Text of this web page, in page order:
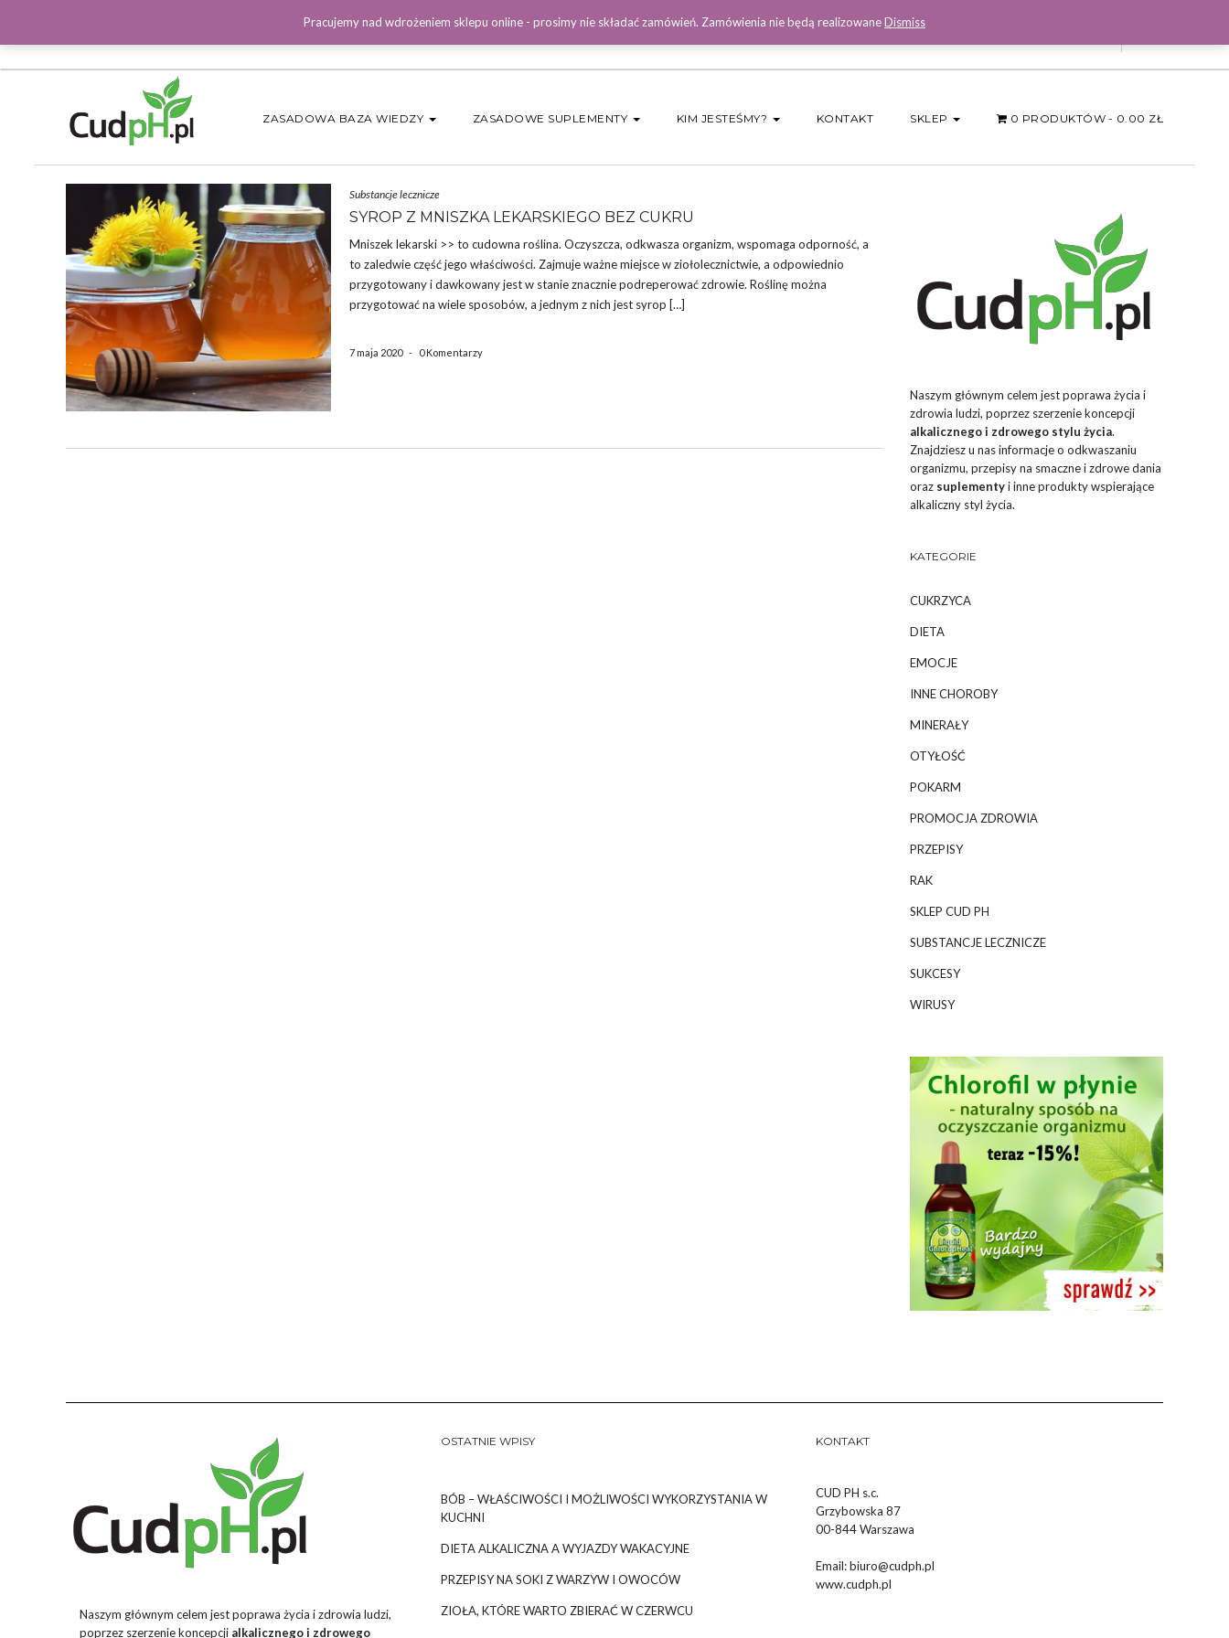
ZASADOWA BAZA WIEDZY ZASADOWE SUPLEMENTY KIM JESTEŚMY? KONTAKT SKLEP 0 PRODUKTÓW 0.00 ZŁ
Substancje lecznicze
SYROP Z MNISZKA LEKARSKIEGO BEZ CUKRU
Mniszek lekarski >> to cudowna roślina. Oczyszcza, odkwasza organizm, wspomaga odporność, a
to zaledwie część jego właściwości. Zajmuje ważne miejsce w ziołolecznictwie, a odpowiednio
przygotowany i dawkowany jest w stanie znacznie podreperować zdrowie. Roślinę można
przygotować na wiele sposobów, a jednym z nich jest syrop […]
7 maja 2020 - 0 Komentarzy
Naszym głównym celem jest poprawa życia i
zdrowia ludzi, poprzez szerzenie koncepcji
alkalicznego i zdrowego stylu życia.
Znajdziesz u nas informacje o odkwaszaniu
organizmu, przepisy na smaczne i zdrowe dania
oraz suplementyi inne produkty wspierające
alkaliczny styl życia.
KATEGORIE
CUKRZYCA
DIETA
EMOCJE
INNE CHOROBY
MINERAŁY
OTYŁOŚĆ
POKARM
PROMOCJA ZDROWIA
PRZEPISY
RAK
SKLEP CUD PH
SUBSTANCJE LECZNICZE
SUKCESY
WIRUSY
Naszym głównym celem jest poprawa życia i zdrowia ludzi,
poprzez szerzenie koncepcji alkalicznego i zdrowego
OSTATNIE WPISY
BÓB – WŁAŚCIWOŚCI I MOŻLIWOŚCI WYKORZYSTANIA W
KUCHNI
DIETA ALKALICZNA A WYJAZDY WAKACYJNE
PRZEPISY NA SOKI Z WARZYW I OWOCÓW
ZIOŁA, KTÓRE WARTO ZBIERAĆ W CZERWCU
KONTAKT
CUD PH s.c.
Grzybowska 87
00-844 Warszawa
Email:biuro@cudph.pl
www.cudph.pl
Pracujemy nad wdrożeniem sklepu online - prosimy nie składać zamówień. Zamówienia nie będą realizowaneDismiss